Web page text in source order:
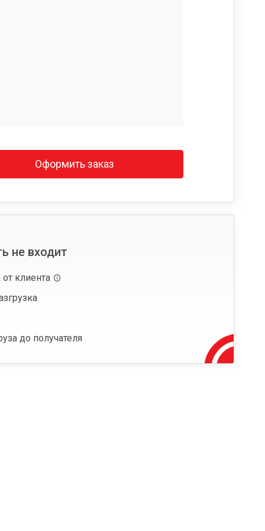
Оформить заказ
не входит
от клиента
до получателя